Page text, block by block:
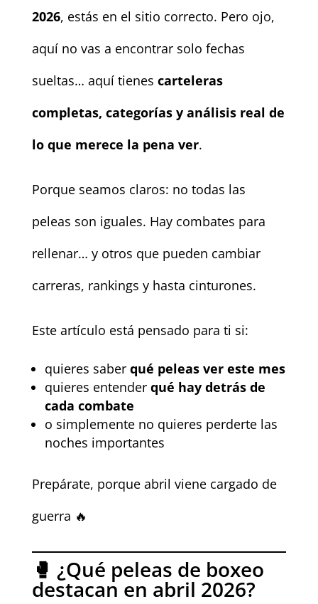
2026, estás en el sitio correcto. Pero ojo,
aquí no vas a encontrar solo fechas
sueltas… aquí tienes carteleras
completas, categorías y análisis real de
lo que merece la pena ver.
Porque seamos claros: no todas las
peleas son iguales. Hay combates para
rellenar… y otros que pueden cambiar
carreras, rankings y hasta cinturones.
Este artículo está pensado para ti si:
quieres saber qué peleas ver este mes
quieres entender qué hay detrás de
cada combate
o simplemente no quieres perderte las
noches importantes
Prepárate, porque abril viene cargado de
guerra 🔥
🥊 ¿Qué peleas de boxeo
destacan en abril 2026?